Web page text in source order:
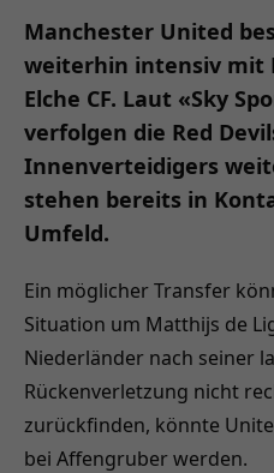
Manchester United
weiterhin intensiv mit
Elche CF. Laut «Sky
verfolgen die Red
Innenverteidigers
stehen bereits in
Umfeld.
Ein möglicher Transfer
Situation um Matthijs de
Niederländer nach seiner
Rückenverletzung nicht
zurückfinden, könnte
bei Affengruber werden.